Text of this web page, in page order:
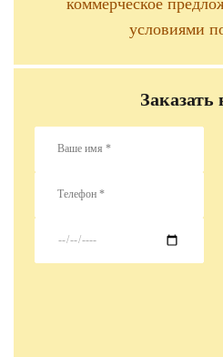
условиями
Заказать